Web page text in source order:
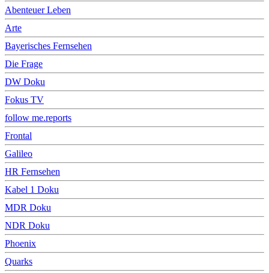
Abenteuer Leben
Arte
Bayerisches Fernsehen
Die Frage
DW Doku
Fokus TV
follow me.reports
Frontal
Galileo
HR Fernsehen
Kabel 1 Doku
MDR Doku
NDR Doku
Phoenix
Quarks